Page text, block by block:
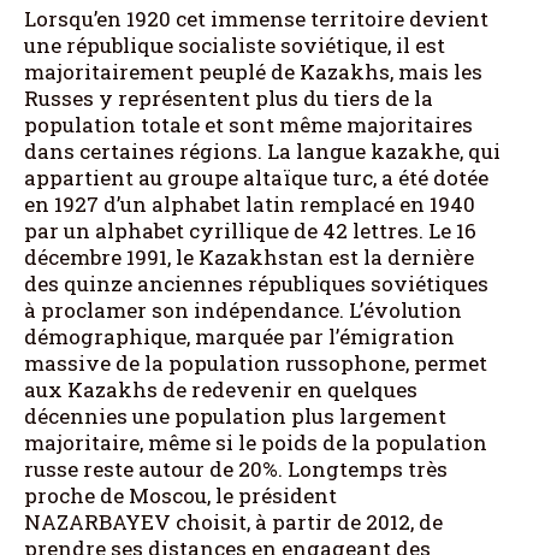
Lorsqu’en 1920 cet immense territoire devient
une république socialiste soviétique, il est
majoritairement peuplé de Kazakhs, mais les
Russes y représentent plus du tiers de la
population totale et sont même majoritaires
dans certaines régions. La langue kazakhe, qui
appartient au groupe altaïque turc, a été dotée
en 1927 d’un alphabet latin remplacé en 1940
par un alphabet cyrillique de 42 lettres. Le 16
décembre 1991, le Kazakhstan est la dernière
des quinze anciennes républiques soviétiques
à proclamer son indépendance. L’évolution
démographique, marquée par l’émigration
massive de la population russophone, permet
aux Kazakhs de redevenir en quelques
décennies une population plus largement
majoritaire, même si le poids de la population
russe reste autour de 20%. Longtemps très
proche de Moscou, le président
NAZARBAYEV choisit, à partir de 2012, de
prendre ses distances en engageant des